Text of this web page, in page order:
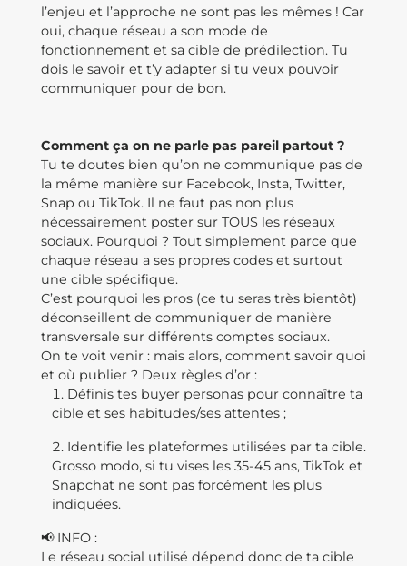
l’enjeu et l’approche ne sont pas les mêmes ! Car
oui, chaque réseau a son mode de
fonctionnement et sa cible de prédilection. Tu
dois le savoir et t’y adapter si tu veux pouvoir
communiquer pour de bon.
Comment ça on ne parle pas pareil partout ?
Tu te doutes bien qu’on ne communique pas de
la même manière sur Facebook, Insta, Twitter,
Snap ou TikTok. Il ne faut pas non plus
nécessairement poster sur TOUS les réseaux
sociaux. Pourquoi ? Tout simplement parce que
chaque réseau a ses propres codes et surtout
une cible spécifique.
C’est pourquoi les pros (ce tu seras très bientôt)
déconseillent de communiquer de manière
transversale sur différents comptes sociaux.
On te voit venir : mais alors, comment savoir quoi
et où publier ? Deux règles d’or :
Définis tes buyer personas pour connaître ta
cible et ses habitudes/ses attentes ;
Identifie les plateformes utilisées par ta cible.
Grosso modo, si tu vises les 35-45 ans, TikTok et
Snapchat ne sont pas forcément les plus
indiquées.
📢 INFO :
Le réseau social utilisé dépend donc de ta cible